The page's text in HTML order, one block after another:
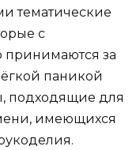
тематические
с
за
паникой
подходящие для
имеющихся